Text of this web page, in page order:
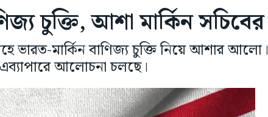
চুক্তি, আশা মার্কিন সচিবের
ভারত-মার্কিন বাণিজ্য চুক্তি নিয়ে আশার আলো।
আলোচনা চলছে।